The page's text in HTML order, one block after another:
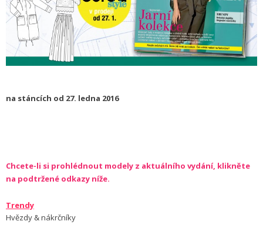
na stáncích od 27. ledna 2016
Chcete-li si prohlédnout modely z aktuálního vydání, klikněte
na podtržené odkazy níže.
Trendy
Hvězdy & nákrčníky